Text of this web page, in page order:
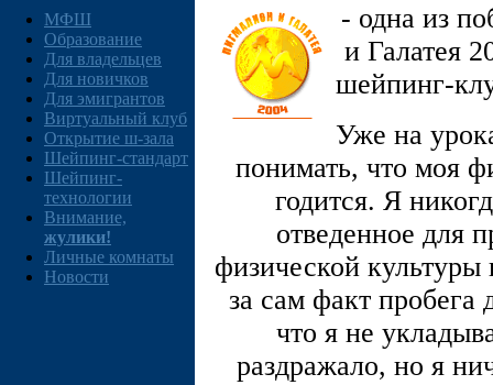
МФШ
Образование
Для владельцев
Для новичков
Для эмигрантов
Виртуальный клуб
Открытие ш-зала
Шейпинг-стандарт
Шейпинг-
технологии
Внимание,
жулики!
Личные комнаты
Новости
- одна из
и Галатея
шейпинг-
Уже на
понимать, что моя
годится. Я
отведенное для
физической культуры
за сам факт пробега
что я не
раздражало, но я